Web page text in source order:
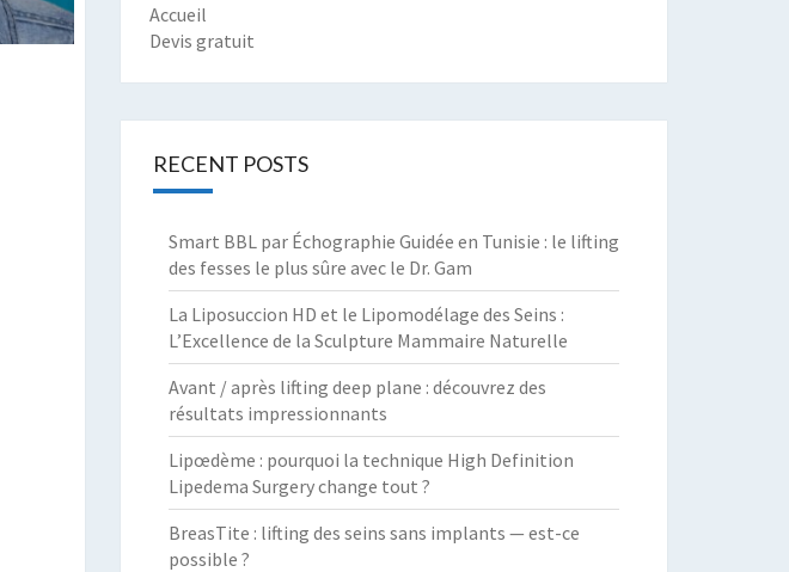
Accueil
Devis gratuit
RECENT POSTS
Smart BBL par Échographie Guidée en Tunisie : le lifting
des fesses le plus sûre avec le Dr. Gam
La Liposuccion HD et le Lipomodélage des Seins :
L’Excellence de la Sculpture Mammaire Naturelle
Avant / après lifting deep plane : découvrez des
résultats impressionnants
Lipœdème : pourquoi la technique High Definition
Lipedema Surgery change tout ?
BreasTite : lifting des seins sans implants — est-ce
possible ?